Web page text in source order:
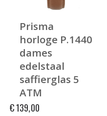
Prisma
horloge P.1440
dames
edelstaal
saffierglas 5
ATM
€139,00